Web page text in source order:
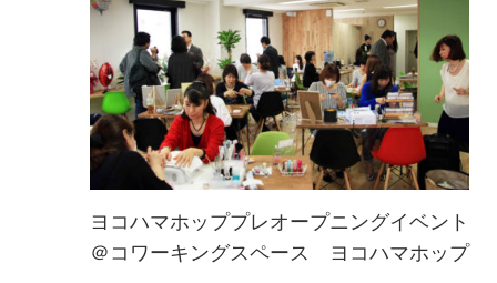
ヨコハマホッププレオープニングイベント
＠コワーキングスペース ヨコハマホップ